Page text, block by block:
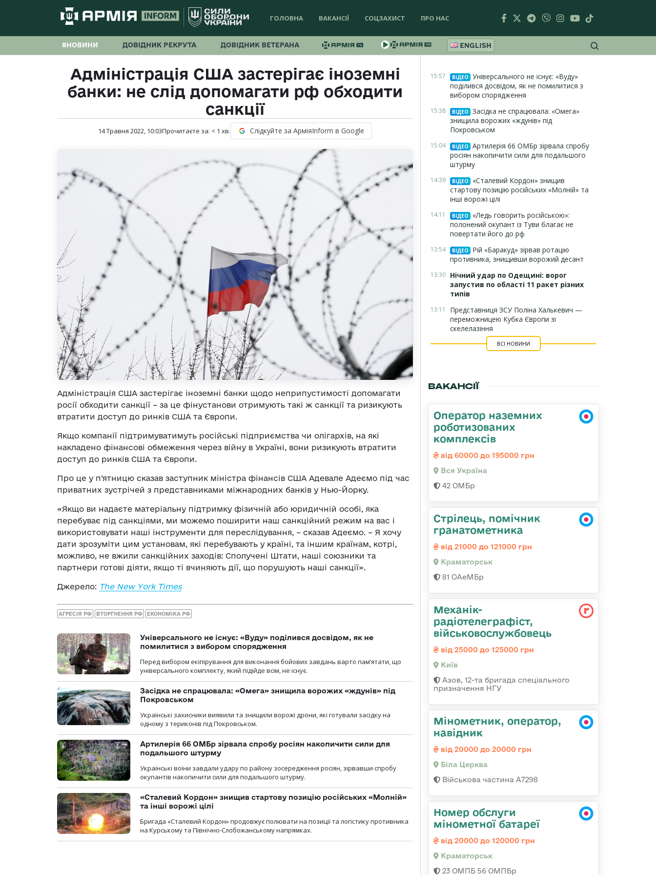
ГОЛОВНА ВАКАНСІЇ СОЦЗАХИСТ ПРО НАС
#НОВИНИ ДОВІДНИК РЕКРУТА ДОВІДНИК ВЕТЕРАНА ENGLISH
Адміністрація США застерігає іноземні
банки: не слід допомагати рф обходити
санкції
14 Травня 2022, 10:03Прочитаєте за: < 1 хв. Слідкуйте за АрміяInform в Google
Адміністрація США застерігає іноземні банки щодо неприпустимості допомагати
росії обходити санкції – за це фінустанови отримують такі ж санкції та ризикують
втратити доступ до ринків США та Європи.
Якщо компанії підтримуватимуть російські підприємства чи олігархів, на які
накладено фінансові обмеження через війну в Україні, вони ризикують втратити
доступ до ринків США та Європи.
Про це у п’ятницю сказав заступник міністра фінансів США Адевале Адеємо під час
приватних зустрічей з представниками міжнародних банків у Нью-Йорку.
«Якщо ви надаєте матеріальну підтримку фізичній або юридичній особі, яка
перебуває під санкціями, ми можемо поширити наш санкційний режим на вас і
використовувати наші інструменти для переслідування, – сказав Адеємо. – Я хочу
дати зрозуміти цим установам, які перебувають у країні, та іншим країнам, котрі,
можливо, не вжили санкційних заходів: Сполучені Штати, наші союзники та
партнери готові діяти, якщо ті вчиняють дії, що порушують наші санкції».
Джерело: The New York Times
АГРЕСІЯ РФ ВТОРГНЕННЯ РФ ЕКОНОМІКА РФ
Універсального не існує: «Вуду» поділився досвідом, як не
помилитися з вибором спорядження
Перед вибором екіпірування для виконання бойових завдань варто пам’ятати, що
універсального комплекту, який підійде всім, не існує.
Засідка не спрацювала: «Омега» знищила ворожих «ждунів» під
Покровськом
Українські захисники виявили та знищили ворожі дрони, які готували засідку на
одному з териконів під Покровськом.
Артилерія 66 ОМБр зірвала спробу росіян накопичити сили для
подальшого штурму
Українські воїни завдали удару по району зосередження росіян, зірвавши спробу
окупантів накопичити сили для подальшого штурму.
«Сталевий Кордон» знищив стартову позицію російських «Молній»
та інші ворожі цілі
Бригада «Сталевий Кордон» продовжує полювати на позиції та логістику противника
на Курському та Північно-Слобожанському напрямках.
15:57 ВІДЕО
Універсального не існує: «Вуду»
поділився досвідом, як не помилитися з
вибором спорядження
15:38 ВІДЕО
Засідка не спрацювала: «Омега»
знищила ворожих «ждунів» під
Покровськом
15:04 ВІДЕО
Артилерія 66 ОМБр зірвала спробу
росіян накопичити сили для подальшого
штурму
14:39 ВІДЕО
«Сталевий Кордон» знищив
стартову позицію російських «Молній» та
інші ворожі цілі
14:11 ВІДЕО
«Ледь говорить російською»:
полонений окупант із Туви благає не
повертати його до рф
13:54 ВІДЕО
Рій «Баракуд» зірвав ротацію
противника, знищивши ворожий десант
13:30 Нічний удар по Одещині: ворог
запустив по області 11 ракет різних
типів
13:11
Представниця ЗСУ Поліна Халькевич —
переможницею Кубка Європи зі
скелелазіння
ВСІ НОВИНИ
ВАКАНСІЇ
Оператор наземних
роботизованих
комплексів
від 60000 до 195000 грн
Вся Україна
42 ОМБр
Стрілець, помічник
гранатометника
від 21000 до 121000 грн
Краматорськ
81 ОАеМБр
Механік-
радіотелеграфіст,
військовослужбовець
від 25000 до 125000 грн
Київ
Азов, 12-та бригада спеціального
призначення НГУ
Мінометник, оператор,
навідник
від 20000 до 20000 грн
Біла Церква
Військова частина А7298
Номер обслуги
мінометної батареї
від 20000 до 120000 грн
Краматорськ
23 ОМПБ 56 ОМПБр